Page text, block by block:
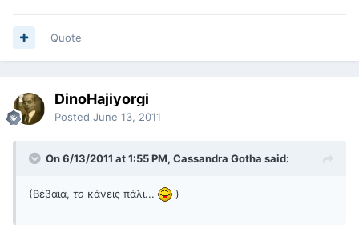
Quote
DinoHajiyorgi
Posted June 13, 2011
On 6/13/2011 at 1:55 PM, Cassandra Gotha said:
(Βέβαια, το κάνεις πάλι... )